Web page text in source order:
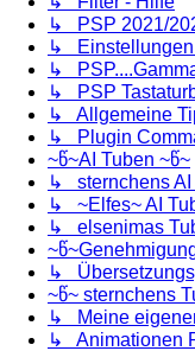
↳ PSP 2021/
↳ Einstellungen
↳
↳ PSP
↳ Allgemeine
↳ Plugin
~წ~AI Tuben ~წ~
↳ sternchens AI
↳ ~Elfes~ AI
↳ elsenimas
↳
~წ~ sternchens
↳ Meine
↳ Animationen